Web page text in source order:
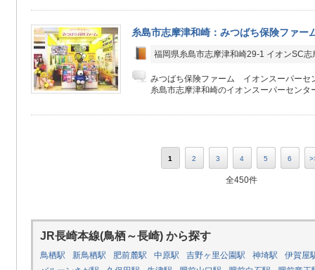
糸島市志摩津和崎：みつばち保険ファー
福岡県糸島市志摩津和崎29-1 イオンSC志
みつばち保険ファーム イオンスーパーセ
糸島市志摩津和崎のイオンスーパーセンタ
1 2 3 4 5 6
全450件
JR長崎本線(鳥栖～長崎) から探す
鳥栖駅 新鳥栖駅 肥前麓駅 中原駅 吉野ヶ里公園駅 神埼駅
伊賀屋